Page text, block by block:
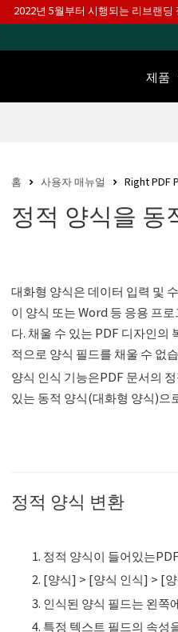
2022년 5월부터 시행되는 리브랜
제품
홈 사용자 매뉴얼 Right PDF
정적 양식을 동
대화형 양식은 데이터 입력 및
이 양식 또는 Word 등 응용 프
다. 채울 수 있는 PDF 디자인의
적으로 양식 필드를 채울 수 없
양식 인식 기능은PDF 문서의
있는 동적 양식(대화형 양식)으
정적 양식 변환
정적 양식이 들어있는
[양식] > [양식 인식] > [
인식된 양식 필드는 왼쪽
특정 텍스트 필드의 속성